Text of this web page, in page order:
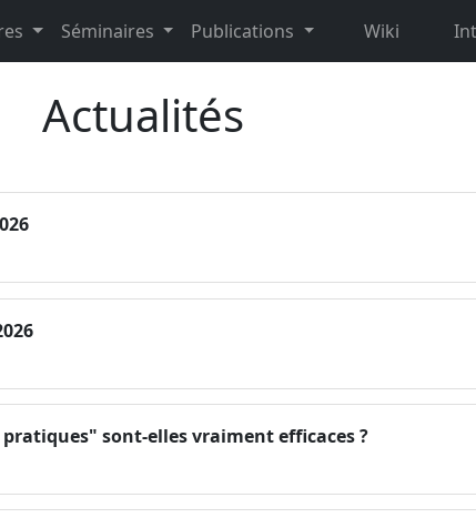
Séminaires Publications Wiki
Actualités
sont-elles vraiment efficaces ?